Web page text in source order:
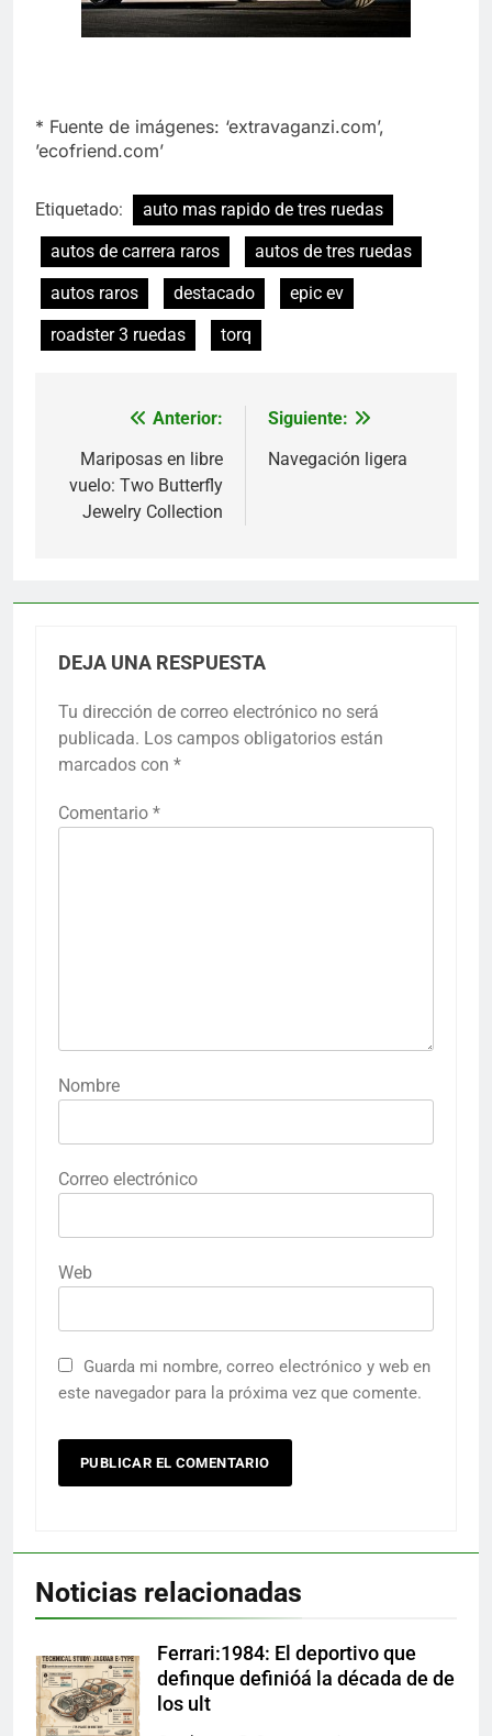
* Fuente de imágenes: ‘extravaganzi.com’,
’ecofriend.com’
Etiquetado:
auto mas rapido de tres ruedas
autos de carrera raros
autos de tres ruedas
autos raros
destacado
epic ev
roadster 3 ruedas
torq
Navegación
de
entradas
Anterior:
Mariposas en libre
vuelo: Two Butterfly
Jewelry Collection
Siguiente:
Navegación ligera
DEJA UNA RESPUESTA
Tu dirección de correo electrónico no será
publicada. Los campos obligatorios están
marcados con *
Comentario *
Nombre
Correo electrónico
Web
Guarda mi nombre, correo electrónico y web en
este navegador para la próxima vez que comente.
Noticias relacionadas
Ferrari:1984: El deportivo que
definque definióá la década de de
los ult